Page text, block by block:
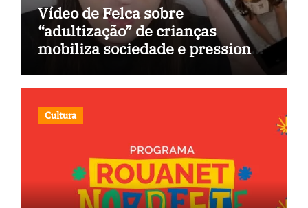
Vídeo de Felca sobre
“adultização” de crianças
mobiliza sociedade e pressiona
Cultura